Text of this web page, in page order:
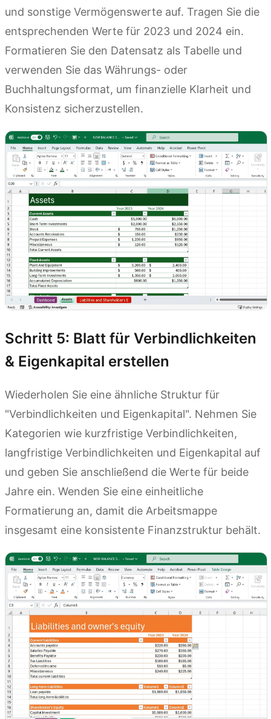
und sonstige Vermögenswerte auf. Tragen Sie die
entsprechenden Werte für 2023 und 2024 ein.
Formatieren Sie den Datensatz als Tabelle und
verwenden Sie das Währungs- oder
Buchhaltungsformat, um finanzielle Klarheit und
Konsistenz sicherzustellen.
Schritt 5: Blatt für Verbindlichkeiten
& Eigenkapital erstellen
Wiederholen Sie eine ähnliche Struktur für
"Verbindlichkeiten und Eigenkapital". Nehmen Sie
Kategorien wie kurzfristige Verbindlichkeiten,
langfristige Verbindlichkeiten und Eigenkapital auf
und geben Sie anschließend die Werte für beide
Jahre ein. Wenden Sie eine einheitliche
Formatierung an, damit die Arbeitsmappe
insgesamt eine konsistente Finanzstruktur behält.